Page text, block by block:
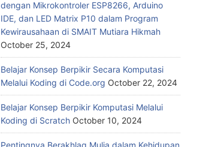
dengan Mikrokontroler ESP8266, Arduino
IDE, dan LED Matrix P10 dalam Program
Kewirausahaan di SMAIT Mutiara Hikmah
October 25, 2024
Belajar Konsep Berpikir Secara Komputasi
Melalui Koding di Code.org October 22, 2024
Belajar Konsep Berpikir Komputasi Melalui
Koding di Scratch October 10, 2024
Pentingnya Berakhlaq Mulia dalam Kehidupan